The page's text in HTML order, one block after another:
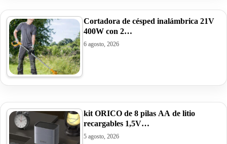
Cortadora de césped inalámbrica 21V
400W con 2…
6 agosto, 2026
kit ORICO de 8 pilas AA de litio
recargables 1,5V…
5 agosto, 2026